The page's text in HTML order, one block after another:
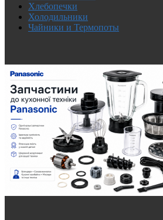
Хлебопечки
Холодильники
Чайники и Термопоты